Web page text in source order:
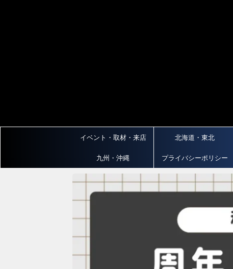
イベント・取材・来店 北海道・東北
九州・沖縄 プライバシーポリシー